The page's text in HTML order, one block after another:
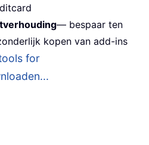
— bespaar ten
kopen van add-ins
for